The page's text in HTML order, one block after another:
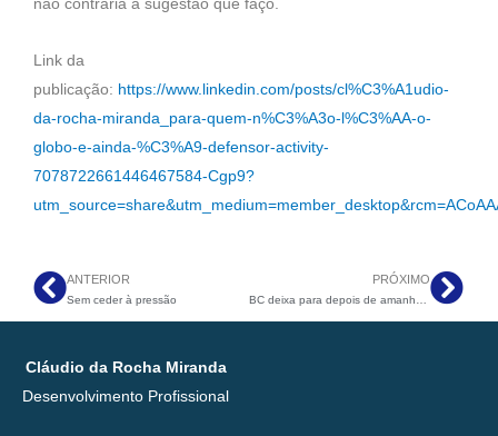
não contraria a sugestão que faço.
Link da
publicação: https://www.linkedin.com/posts/cl%C3%A1udio-
da-rocha-miranda_para-quem-n%C3%A3o-l%C3%AA-o-
globo-e-ainda-%C3%A9-defensor-activity-
7078722661446467584-Cgp9?
Anterior
ANTERIOR
Sem ceder à pressão
PRÓXIMO
BC deixa para depois de amanhã o que poderia fazer hoje
Cláudio da Rocha Miranda
Desenvolvimento Profissional